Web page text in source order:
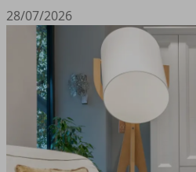
28/07/2026